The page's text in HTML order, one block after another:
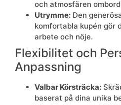
och atmosfären
Utrymme: Den
komfortabla kupén gör
arbete och nöje.
Flexibilitet och
Anpassning
Valbar Körsträcka:
baserat på dina unika